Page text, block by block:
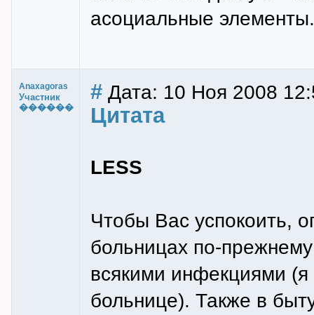
асоциальные элементы.
Anaxagoras
Участник
������
# Дата: 10 Ноя 2008
Цитата
LESS
Чтобы Вас успокоить,
больницах по-
всякими инфекциями
больнице). Также в